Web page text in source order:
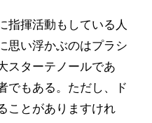
指揮活動もしている人
思い浮かぶのはプラシ
スターテノールであ
でもある。ただし、ド
ことがありますけれ